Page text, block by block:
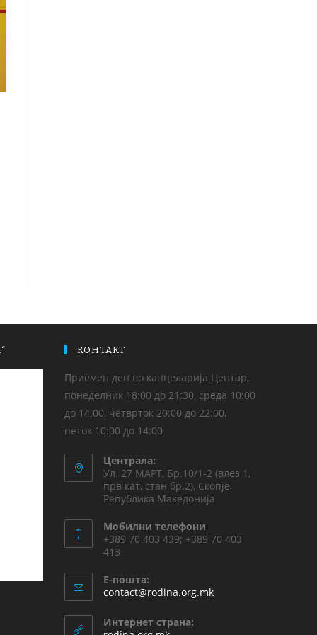
КОНТАКТ
Приемен ден во канцеларија Центар,
понеделник 18:00 до 21:30, среда 10:00
до 14:00, четврток 20:00 до 22:00,
петок 10:00 до 14:00
Централа:
Ул. 27 МАРТ, Бр.10/1-2 (влез 1,
прв кат, стан бр.2), Скопје,
Република Македонија
Мобилни телефони
+389 70 403 439; +389 70 403
413
Е-пошта:
contact@rodina.org.mk
Интернет страна: